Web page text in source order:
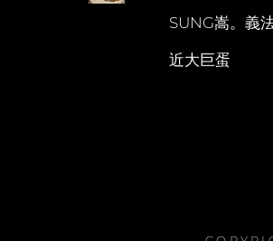
SUNG嵩。義
近大巨蛋